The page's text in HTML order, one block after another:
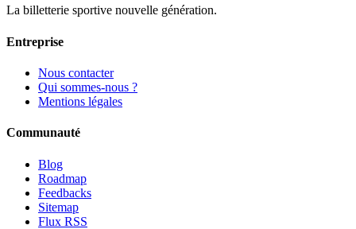
La billetterie sportive nouvelle génération.
Entreprise
Nous contacter
Qui sommes-nous ?
Mentions légales
Communauté
Blog
Roadmap
Feedbacks
Sitemap
Flux RSS